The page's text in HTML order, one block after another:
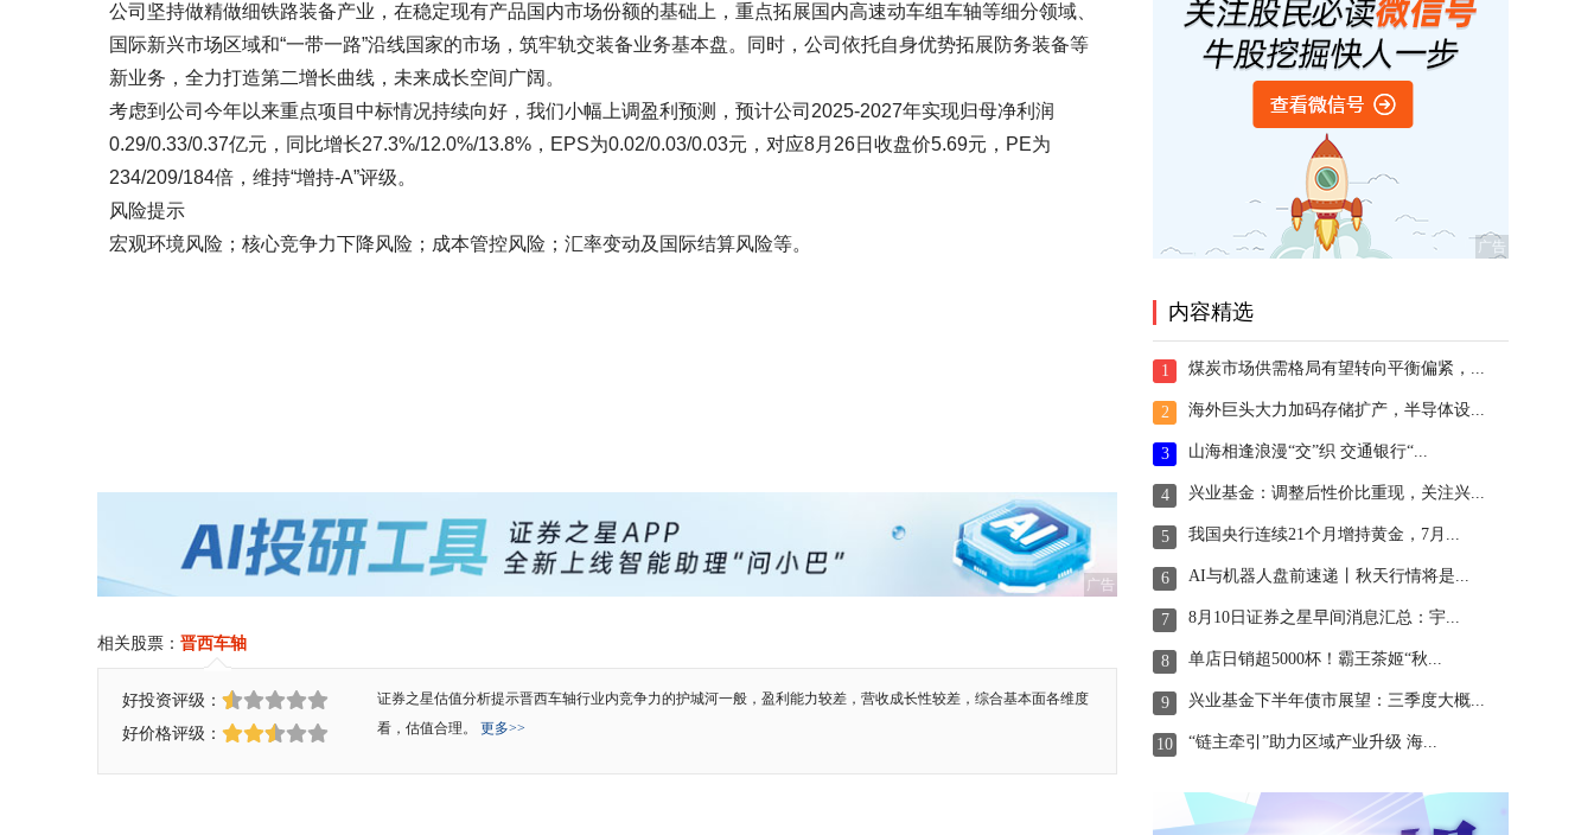
公司坚持做精做细铁路装备产业，在稳定现有产品国内市场份额的基础上，重点拓展国内高速动车组车轴等细分领域、
国际新兴市场区域和“一带一路”沿线国家的市场，筑牢轨交装备业务基本盘。同时，公司依托自身优势拓展防务装备等
新业务，全力打造第二增长曲线，未来成长空间广阔。
考虑到公司今年以来重点项目中标情况持续向好，我们小幅上调盈利预测，预计公司2025-2027年实现归母净利润
0.29/0.33/0.37亿元，同比增长27.3%/12.0%/13.8%，EPS为0.02/0.03/0.03元，对应8月26日收盘价5.69元，PE为
234/209/184倍，维持“增持-A”评级。
风险提示
宏观环境风险；核心竞争力下降风险；成本管控风险；汇率变动及国际结算风险等。
广告
相关股票： 晋西车轴
好投资评级：
好价格评级：
证券之星估值分析提示晋西车轴行业内竞争力的护城河一般，盈利能力较差，营收成长性较差，综合基本面各维度
看，估值合理。 更多>>
内容精选
1 煤炭市场供需格局有望转向平衡偏紧，...
2 海外巨头大力加码存储扩产，半导体设...
3 山海相逢浪漫“交”织 交通银行“...
4 兴业基金：调整后性价比重现，关注兴...
5 我国央行连续21个月增持黄金，7月...
6 AI与机器人盘前速递丨秋天行情将是...
7 8月10日证券之星早间消息汇总：宇...
8 单店日销超5000杯！霸王茶姬“秋...
9 兴业基金下半年债市展望：三季度大概...
10 “链主牵引”助力区域产业升级 海...